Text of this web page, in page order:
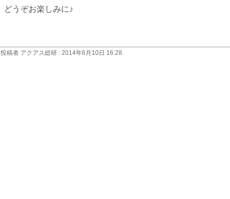
どうぞお楽しみに♪
投稿者 アクアス総研 : 2014年6月10日 16:28